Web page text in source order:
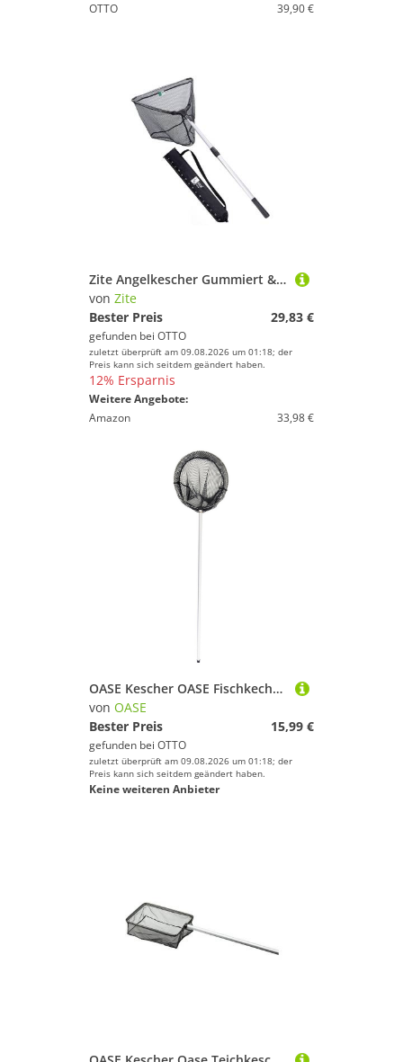
OTTO
39,90 €
Zite Angelkescher Gummiert & Teleskopisch 160cm mit Maßband Tasche
von Zite
Bester Preis
29,83 €
gefunden bei OTTO
zuletzt überprüft am 09.08.2026 um 01:18; der
Preis kann sich seitdem geändert haben.
12% Ersparnis
Weitere Angebote:
Amazon
33,98 €
OASE Kescher OASE Fischkecher klein
von OASE
Bester Preis
15,99 €
gefunden bei OTTO
zuletzt überprüft am 09.08.2026 um 01:18; der
Preis kann sich seitdem geändert haben.
Keine weiteren Anbieter